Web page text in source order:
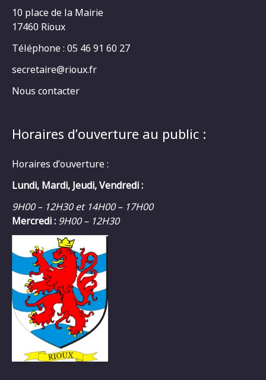
10 place de la Mairie
17460 Rioux
Téléphone : 05 46 91 60 27
secretaire@rioux.fr
Nous contacter
Horaires d’ouverture au public :
Horaires d’ouverture :
Lundi, Mardi, Jeudi, Vendredi :
9H00 – 12H30 et 14H00 – 17H00
Mercredi : 9H00 – 12H30